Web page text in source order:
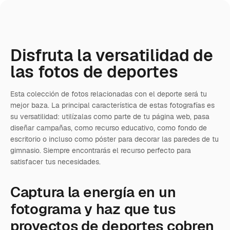
Disfruta la versatilidad de
las fotos de deportes
Esta colección de fotos relacionadas con el deporte será tu
mejor baza. La principal característica de estas fotografías es
su versatilidad: utilízalas como parte de tu página web, pasa
diseñar campañas, como recurso educativo, como fondo de
escritorio o incluso como póster para decorar las paredes de tu
gimnasio. Siempre encontrarás el recurso perfecto para
satisfacer tus necesidades.
Captura la energía en un
fotograma y haz que tus
proyectos de deportes cobren